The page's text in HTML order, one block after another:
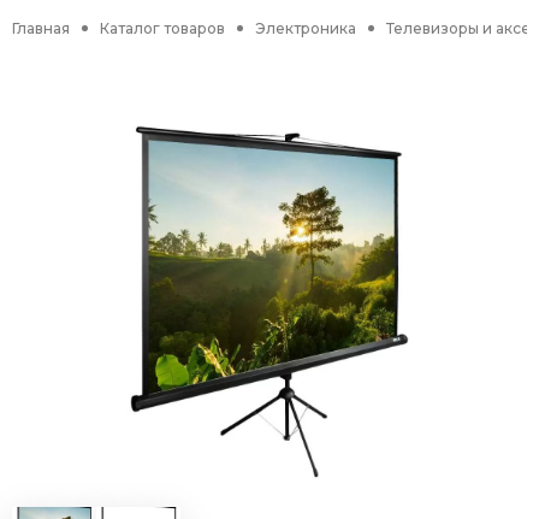
Главная Каталог товаров Электроника Телевизоры и